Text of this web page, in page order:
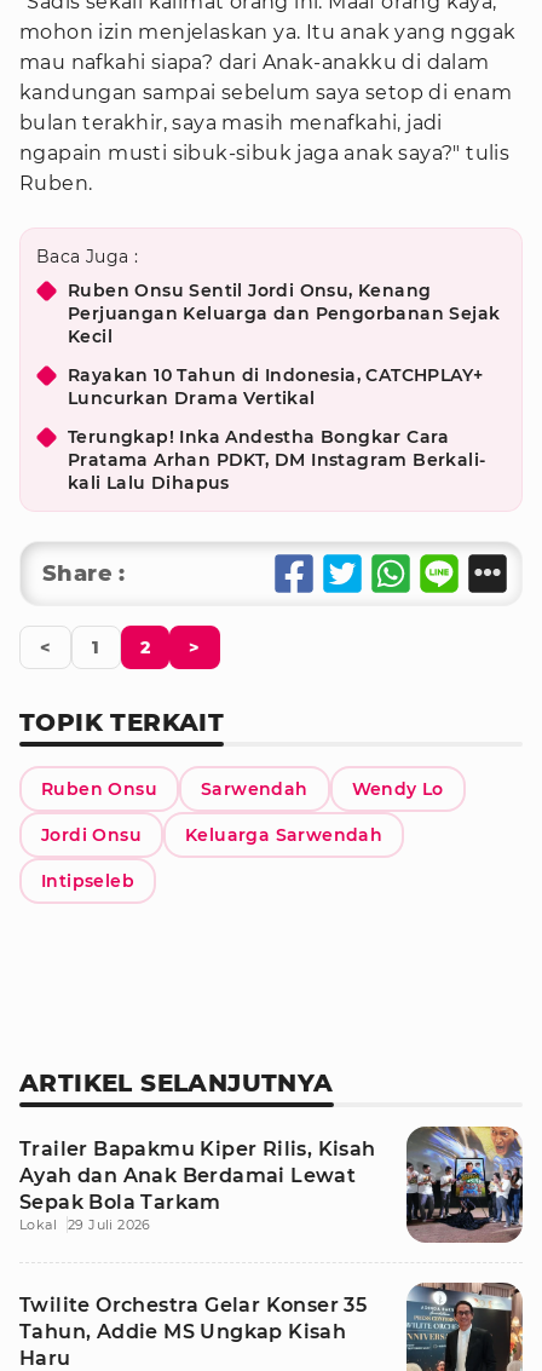
mohon izin menjelaskan ya. Itu anak yang nggak
mau nafkahi siapa? dari Anak-anakku di dalam
kandungan sampai sebelum saya setop di enam
bulan terakhir, saya masih menafkahi, jadi
ngapain musti sibuk-sibuk jaga anak saya?" tulis
Ruben.
Baca Juga :
Ruben Onsu Sentil Jordi Onsu, Kenang
Perjuangan Keluarga dan Pengorbanan Sejak
Kecil
Rayakan 10 Tahun di Indonesia, CATCHPLAY+
Luncurkan Drama Vertikal
Terungkap! Inka Andestha Bongkar Cara
Pratama Arhan PDKT, DM Instagram Berkali-
kali Lalu Dihapus
Share :
< 1 2 >
TOPIK TERKAIT
Ruben Onsu Sarwendah Wendy Lo
Jordi Onsu Keluarga Sarwendah
Intipseleb
ARTIKEL SELANJUTNYA
Trailer Bapakmu Kiper Rilis, Kisah
Ayah dan Anak Berdamai Lewat
Sepak Bola Tarkam
Lokal 29 Juli 2026
Twilite Orchestra Gelar Konser 35
Tahun, Addie MS Ungkap Kisah
Haru